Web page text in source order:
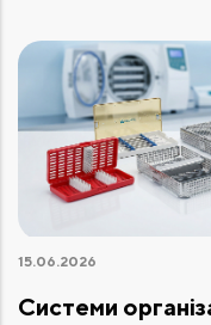
15.06.2026
Системи